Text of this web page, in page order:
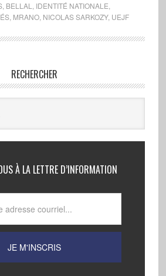
, BELLAL IDENTITÉ NATIONALE
, MRANO, NICOLAS SARKOZY, UEJF
RECHERCHER
À LA LETTRE D’INFORMATION